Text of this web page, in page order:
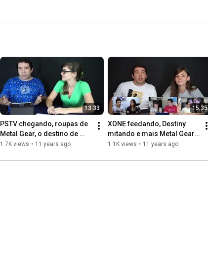
13:33
PSTV chegando, roupas de
Metal Gear, o destino de
Minecraft e esperança para
1.7K views • 11 years ago
15:35
XONE feedando, Destiny
mitando e mais Metal Gear
no PC?!
1.1K views • 11 years ago